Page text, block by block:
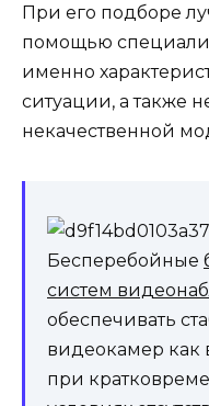
При его подборе
помощью
именно
ситуации, а также
некачественной
Бесперебойные
систем
обеспечивать
видеокамер как
при